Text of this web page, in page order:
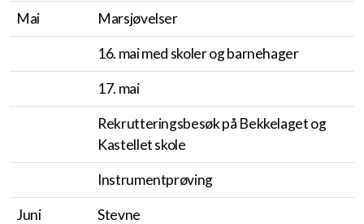
Mai Marsjøvelser
16. mai med skoler og barnehager
17. mai
Rekrutteringsbesøk på Bekkelaget og
Kastellet skole
Instrumentprøving
Juni Stevne